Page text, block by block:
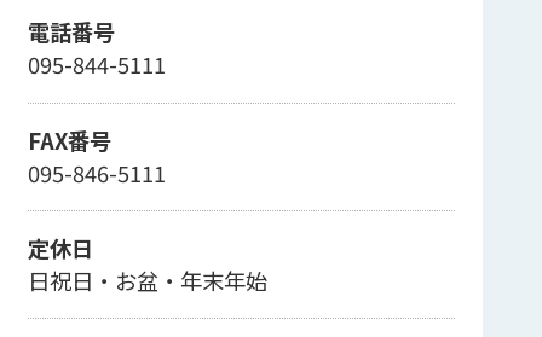
電話番号
095-844-5111
FAX番号
095-846-5111
定休日
日祝日・お盆・年末年始